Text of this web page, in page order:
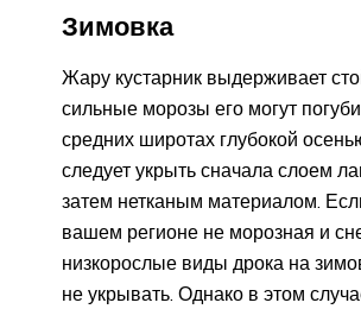
Зимовка
Жару кустарник выдерживает
сильные морозы его могут
средних широтах глубокой
следует укрыть сначала слоем
затем нетканым материалом.
вашем регионе не морозная и
низкорослые виды дрока на
не укрывать. Однако в этом